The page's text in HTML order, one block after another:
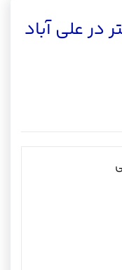
در علی آباد